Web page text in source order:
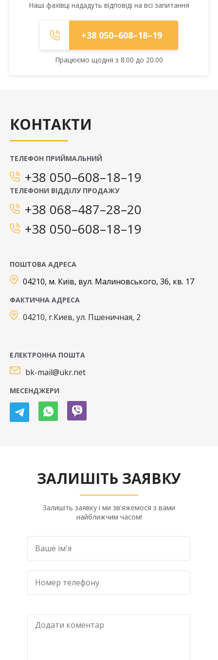
Наші фахівці нададуть відповіді на всі запитання
+38 050–608–18–19
Працюємо щодня з 8.00 до 20.00
КОНТАКТИ
ТЕЛЕФОН ПРИЙМАЛЬНИЙ
+38 050–608–18–19
ТЕЛЕФОНИ ВІДДІЛУ ПРОДАЖУ
+38 068–487–28–20
+38 050–608–18–19
ПОШТОВА АДРЕСА
04210, м. Київ, вул. Малиновського, 36, кв. 17
ФАКТИЧНА АДРЕСА
04210, г.Киев, ул. Пшеничная, 2
ЕЛЕКТРОННА ПОШТА
bk-mail@ukr.net
МЕСЕНДЖЕРИ
ЗАЛИШІТЬ ЗАЯВКУ
Залишіть заявку і ми зв'яжемося з вами
найближчим часом!